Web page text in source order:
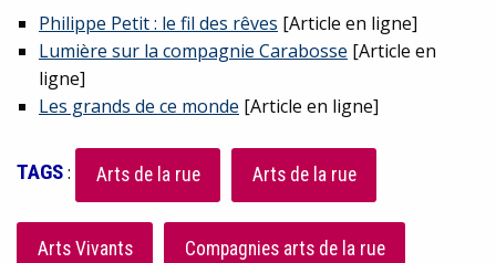
Philippe Petit : le fil des rêves [Article en ligne]
Lumière sur la compagnie Carabosse [Article en
ligne]
Les grands de ce monde [Article en ligne]
TAGS: Arts de la rue Arts de la rue
Arts Vivants Compagnies arts de la rue